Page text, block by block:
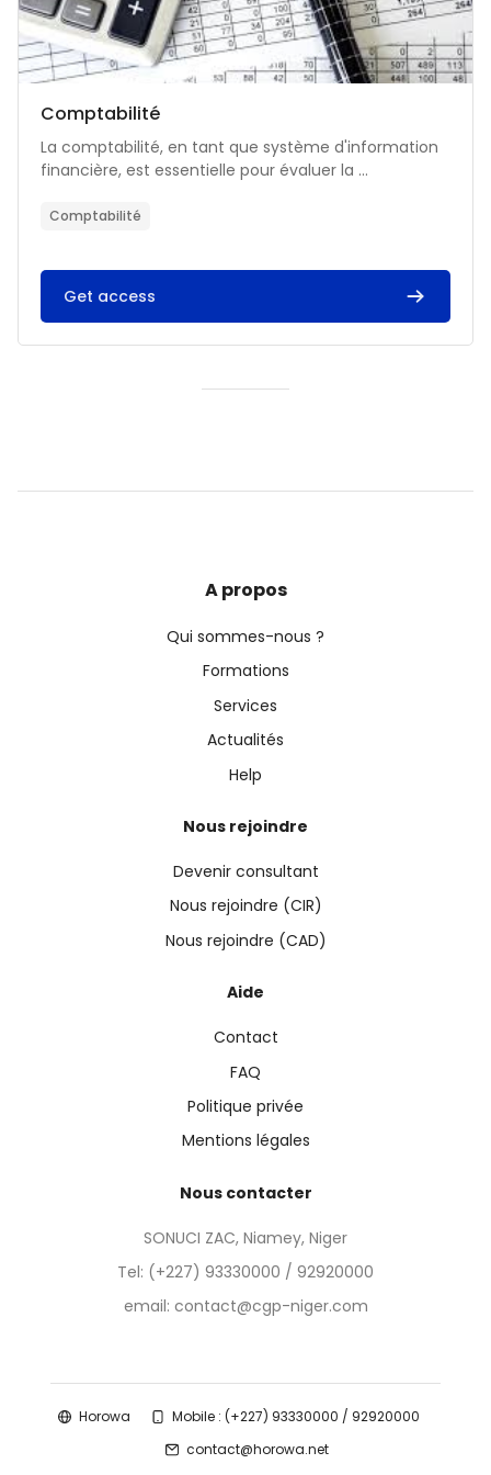
Catégorie de cours
Nom du cours
Comptabilité
Résumé du cours :
La comptabilité, en tant que système d'information
financière, est essentielle pour évaluer la ...
Comptabilité
Get access
A propos
Qui sommes-nous ?
Formations
Services
Actualités
Help
Nous rejoindre
Devenir consultant
Nous rejoindre (CIR)
Nous rejoindre (CAD)
Aide
Contact
FAQ
Politique privée
Mentions légales
Nous contacter
SONUCI ZAC, Niamey, Niger
Tel: (+227) 93330000 / 92920000
email: contact@cgp-niger.com
Horowa
Mobile : (+227) 93330000 / 92920000
contact@horowa.net